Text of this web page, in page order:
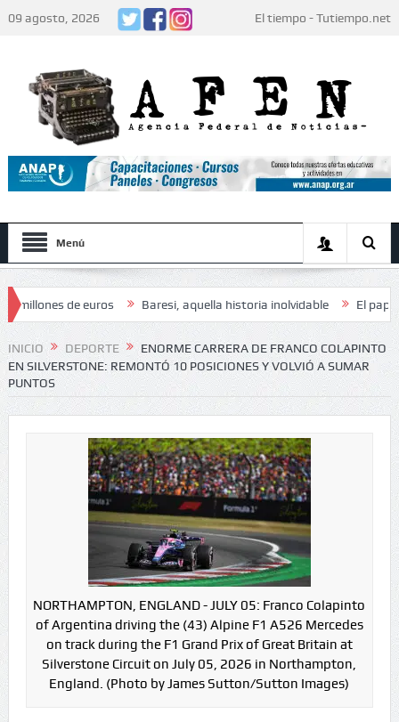
09 agosto, 2026 El tiempo - Tutiempo.net
Menú
de euros Baresi, aquella historia inolvidable El papa León
no hacer festejos»
INICIO DEPORTE
ENORME CARRERA DE FRANCO COLAPINTO
EN SILVERSTONE: REMONTÓ 10 POSICIONES Y VOLVIÓ A SUMAR
PUNTOS
NORTHAMPTON, ENGLAND - JULY 05: Franco Colapinto
of Argentina driving the (43) Alpine F1 A526 Mercedes
on track during the F1 Grand Prix of Great Britain at
Silverstone Circuit on July 05, 2026 in Northampton,
England. (Photo by James Sutton/Sutton Images)